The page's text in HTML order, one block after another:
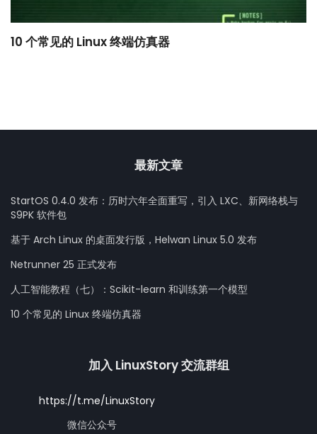
10 个常见的 Linux 终端仿真器
最新文章
StartOS 0.4.0 发布：历时六年全面重写，引入 LXC、新网络栈与
S9PK 软件包
基于 Arch Linux 的桌面发行版，Helwan Linux 5.0 发布
Netrunner 25 正式发布
人工智能教程（七）：Scikit-learn 和训练第一个模型
10 个常见的 Linux 终端仿真器
加入 LinuxStory 交流群组
https://t.me/LinuxStory
微信公众号